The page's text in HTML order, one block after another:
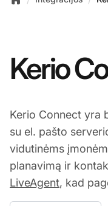
Kerio
Kerio Connect yra
su el. pašto
vidutinėms
planavimą ir
LiveAgent, kad